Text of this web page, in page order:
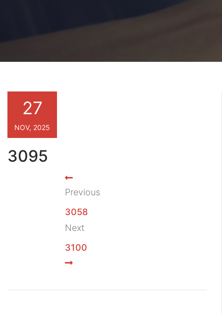
3095
27
NOV, 2025
Previous
3058
Next
3100